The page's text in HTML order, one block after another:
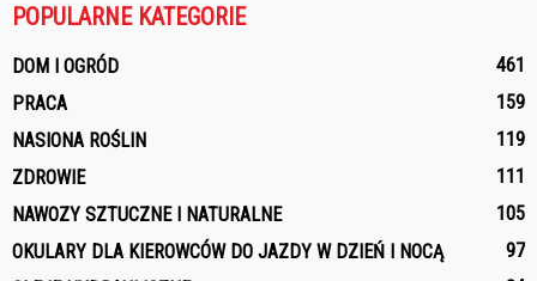
POPULARNE KATEGORIE
DOM I OGRÓD
461
PRACA
159
NASIONA ROŚLIN
119
ZDROWIE
111
NAWOZY SZTUCZNE I NATURALNE
105
OKULARY DLA KIEROWCÓW DO JAZDY W DZIEŃ I NOCĄ
97